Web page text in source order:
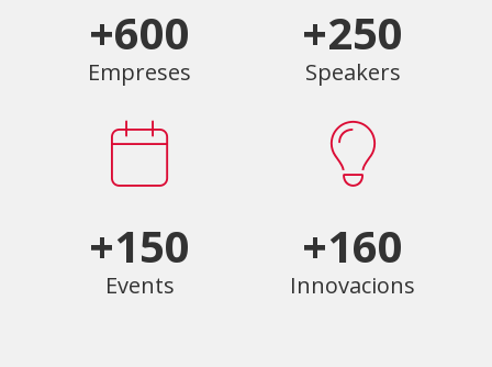
+600
Empreses
+250
Speakers
+150
Events
+160
Innovacions